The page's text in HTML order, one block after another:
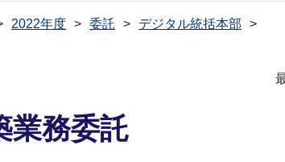
2022年度 委託
デジタル統括本部
業務委託